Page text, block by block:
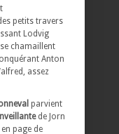
petits travers
Lodvig
chamaillent
Anton
assez
parvient
de Jorn
page de